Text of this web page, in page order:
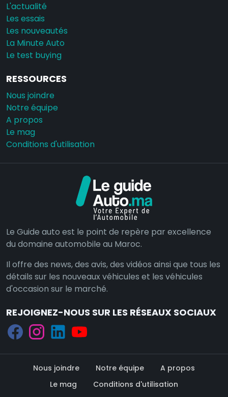
L'actualité
Les essais
Les nouveautés
La Minute Auto
Le test buying
RESSOURCES
Nous joindre
Notre équipe
A propos
Le mag
Conditions d'utilisation
Le Guide auto est le point de repère par excellence
du domaine automobile au Maroc.
Il offre des news, des avis, des vidéos ainsi que tous les
détails sur les nouveaux véhicules et les véhicules
d'occasion sur le marché.
REJOIGNEZ-NOUS SUR LES RÉSEAUX SOCIAUX
Nous joindre Notre équipe
A propos
Le mag
Conditions d'utilisation